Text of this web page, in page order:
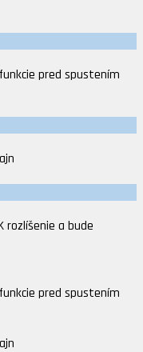
pred spustením
rozlíšenie a bude
pred spustením